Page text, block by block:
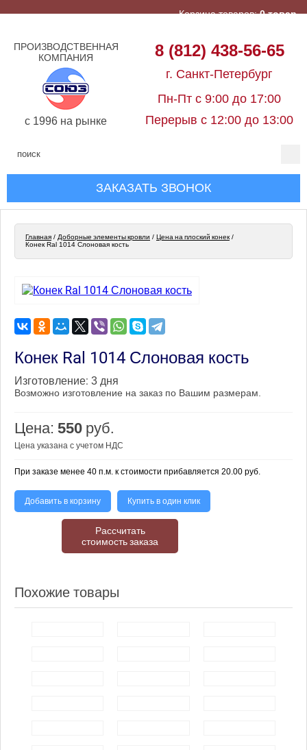
ПРОИЗВОДСТВЕННАЯ
КОМПАНИЯ
c 1996 на рынке
8 (812) 438-56-65
г. Санкт-Петербург
Пн-Пт с 9:00 до 17:00
Перерыв с 12:00 до 13:00
Корзина товаров:0 товар
ЗАКАЗАТЬ ЗВОНОК
Главная / Доборные элементы кровли / Цена на плоский конек /
Конек Ral 1014 Слоновая кость
Конек Ral 1014 Слоновая кость
Изготовление: 3 дня
Возможно изготовление на заказ по Вашим размерам.
Цена: 550 руб.
Цена указана с учетом НДС
При заказе менее 40 п.м. к стоимости прибавляется 20.00 руб.
Добавить в корзину Купить в один клик
Рассчитать
стоимость заказа
Похожие товары